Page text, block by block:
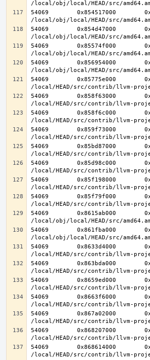
54069        0x854517000
54069        0x854d47000
54069        0x85574f000
54069        0x856954000
54069        0x85775e000
54069        0x858f63000
54069        0x858f6c000
54069        0x859f73000
54069        0x85bd87000
54069        0x85d98c000
54069        0x85f198000
54069        0x85f79f000
54069        0x8615ab000
54069        0x861fba000
54069        0x8633d4000
54069        0x863bda000
54069        0x8659ed000
54069        0x8663f6000
54069        0x867a02000
54069        0x868207000
54069        0x868614000